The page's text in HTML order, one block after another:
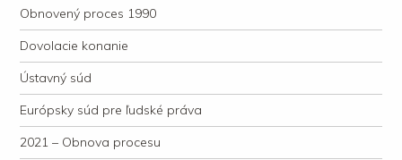
Obnovený proces 1990
Dovolacie konanie
Ústavný súd
Európsky súd pre ľudské práva
2021 – Obnova procesu